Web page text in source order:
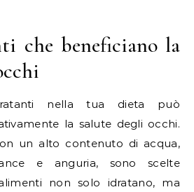
che beneficiano la
nella tua dieta può
la salute degli occhi.
un alto contenuto di acqua,
e anguria, sono scelte
non solo idratano, ma